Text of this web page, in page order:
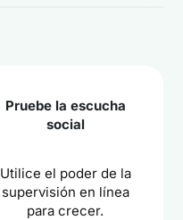
Pruebe la escucha
social
Utilice el poder de la
supervisión en línea
para crecer.